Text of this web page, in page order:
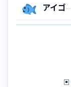
アイゴ
▣